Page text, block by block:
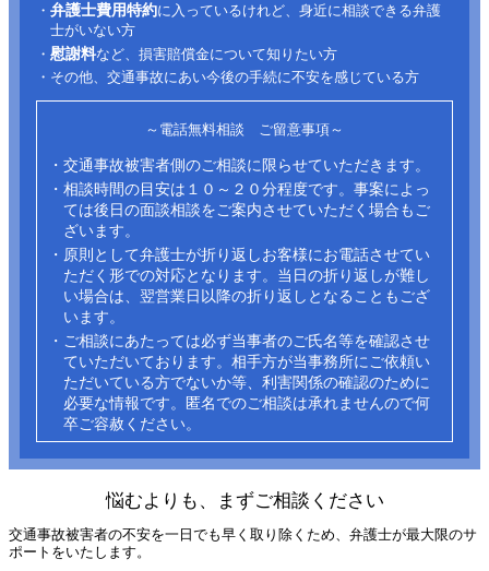
・ 弁護士費用特約に入っているけれど、身近に相談できる弁護
士がいない方
・ 慰謝料など、損害賠償金について知りたい方
・その他、交通事故にあい今後の手続に不安を感じている方
～電話無料相談 ご留意事項～
・交通事故被害者側のご相談に限らせていただきます。
・相談時間の目安は１０～２０分程度です。事案によっ
ては後日の面談相談をご案内させていただく場合もご
ざいます。
・原則として弁護士が折り返しお客様にお電話させてい
ただく形での対応となります。当日の折り返しが難し
い場合は、翌営業日以降の折り返しとなることもござ
います。
・ご相談にあたっては必ず当事者のご氏名等を確認させ
ていただいております。相手方が当事務所にご依頼い
ただいている方でないか等、利害関係の確認のために
必要な情報です。匿名でのご相談は承れませんので何
卒ご容赦ください。​
悩むよりも、まずご相談ください
交通事故被害者の不安を一日でも早く取り除くため、弁護士が最大限のサ
ポートをいたします。